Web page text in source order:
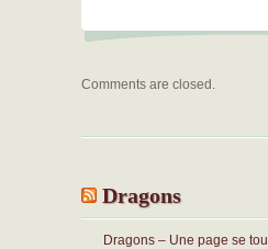
Comments are closed.
Dragons
Dragons – Une page se